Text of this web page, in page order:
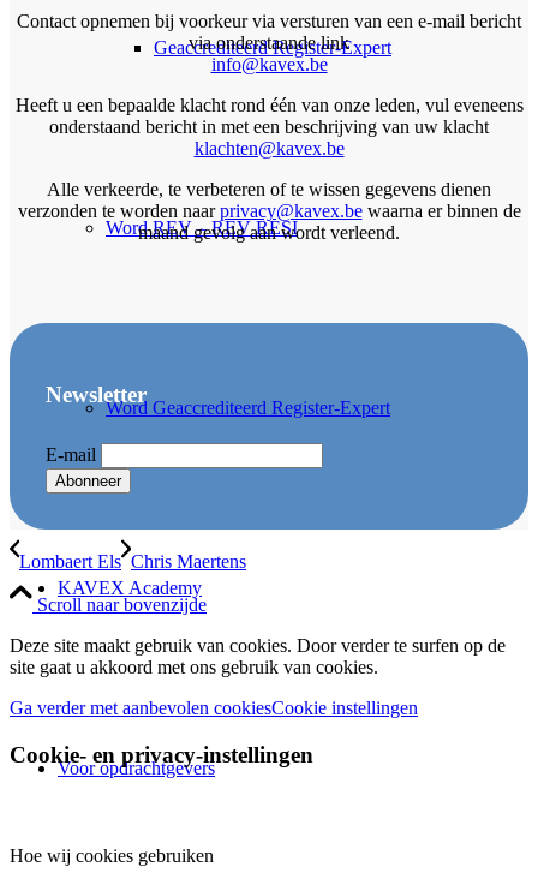
Geaccrediteerd Register-Expert
Word REV – REV RESI
Word Geaccrediteerd Register-Expert
KAVEX Academy
Voor opdrachtgevers
Contact opnemen bij voorkeur via versturen van een e-mail bericht
via onderstaande link
info@kavex.be
Heeft u een bepaalde klacht rond één van onze leden, vul eveneens
onderstaand bericht in met een beschrijving van uw klacht
klachten@kavex.be
Alle verkeerde, te verbeteren of te wissen gegevens dienen
verzonden te worden naarprivacy@kavex.bewaarna er binnen de
maand gevolg aan wordt verleend.
Newsletter
E-mail
Lombaert Els Chris Maertens
Scroll naar bovenzijde
Deze site maakt gebruik van cookies. Door verder te surfen op de
site gaat u akkoord met ons gebruik van cookies.
Ga verder met aanbevolen cookiesCookie instellingen
Cookie- en privacy-instellingen
Hoe wij cookies gebruiken